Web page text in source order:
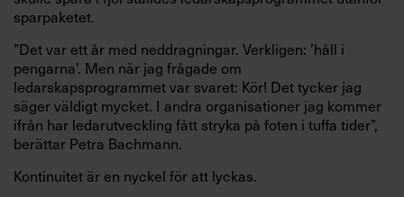
sparpaketet.
”Det var ett år med neddragningar. Verkligen: ’håll i
pengarna’. Men när jag frågade om
ledarskapsprogrammet var svaret: Kör! Det tycker jag
säger väldigt mycket. I andra organisationer jag kommer
ifrån har ledarutveckling fått stryka på foten i tuffa tider”,
berättar Petra Bachmann.
Kontinuitet är en nyckel för att lyckas.